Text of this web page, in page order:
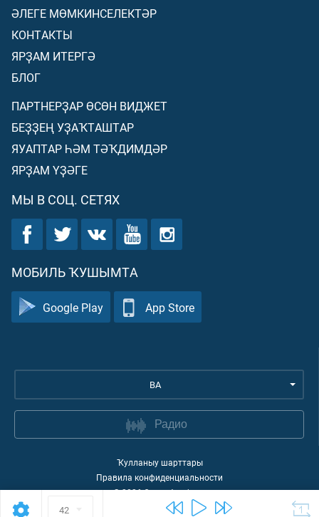
42
ӘЛЕГЕ МӨМКИНСЕЛЕКТӘР
КОНТАКТЫ
ЯРҘАМ ИТЕРГӘ
БЛОГ
ПАРТНЕРҘАР ӨСӨН ВИДЖЕТ
БЕҘҘЕҢ УҘАҠТАШТАР
ЯУАПТАР ҺӘМ ТӘҠДИМДӘР
ЯРҘАМ ҮҘӘГЕ
МЫ В СОЦ. СЕТЯХ
МОБИЛЬ ҠУШЫМТА
Google Play App Store
BA
Радио
Ҡулланыу шарттары
Правила конфиденциальности
©2026Quran Academy